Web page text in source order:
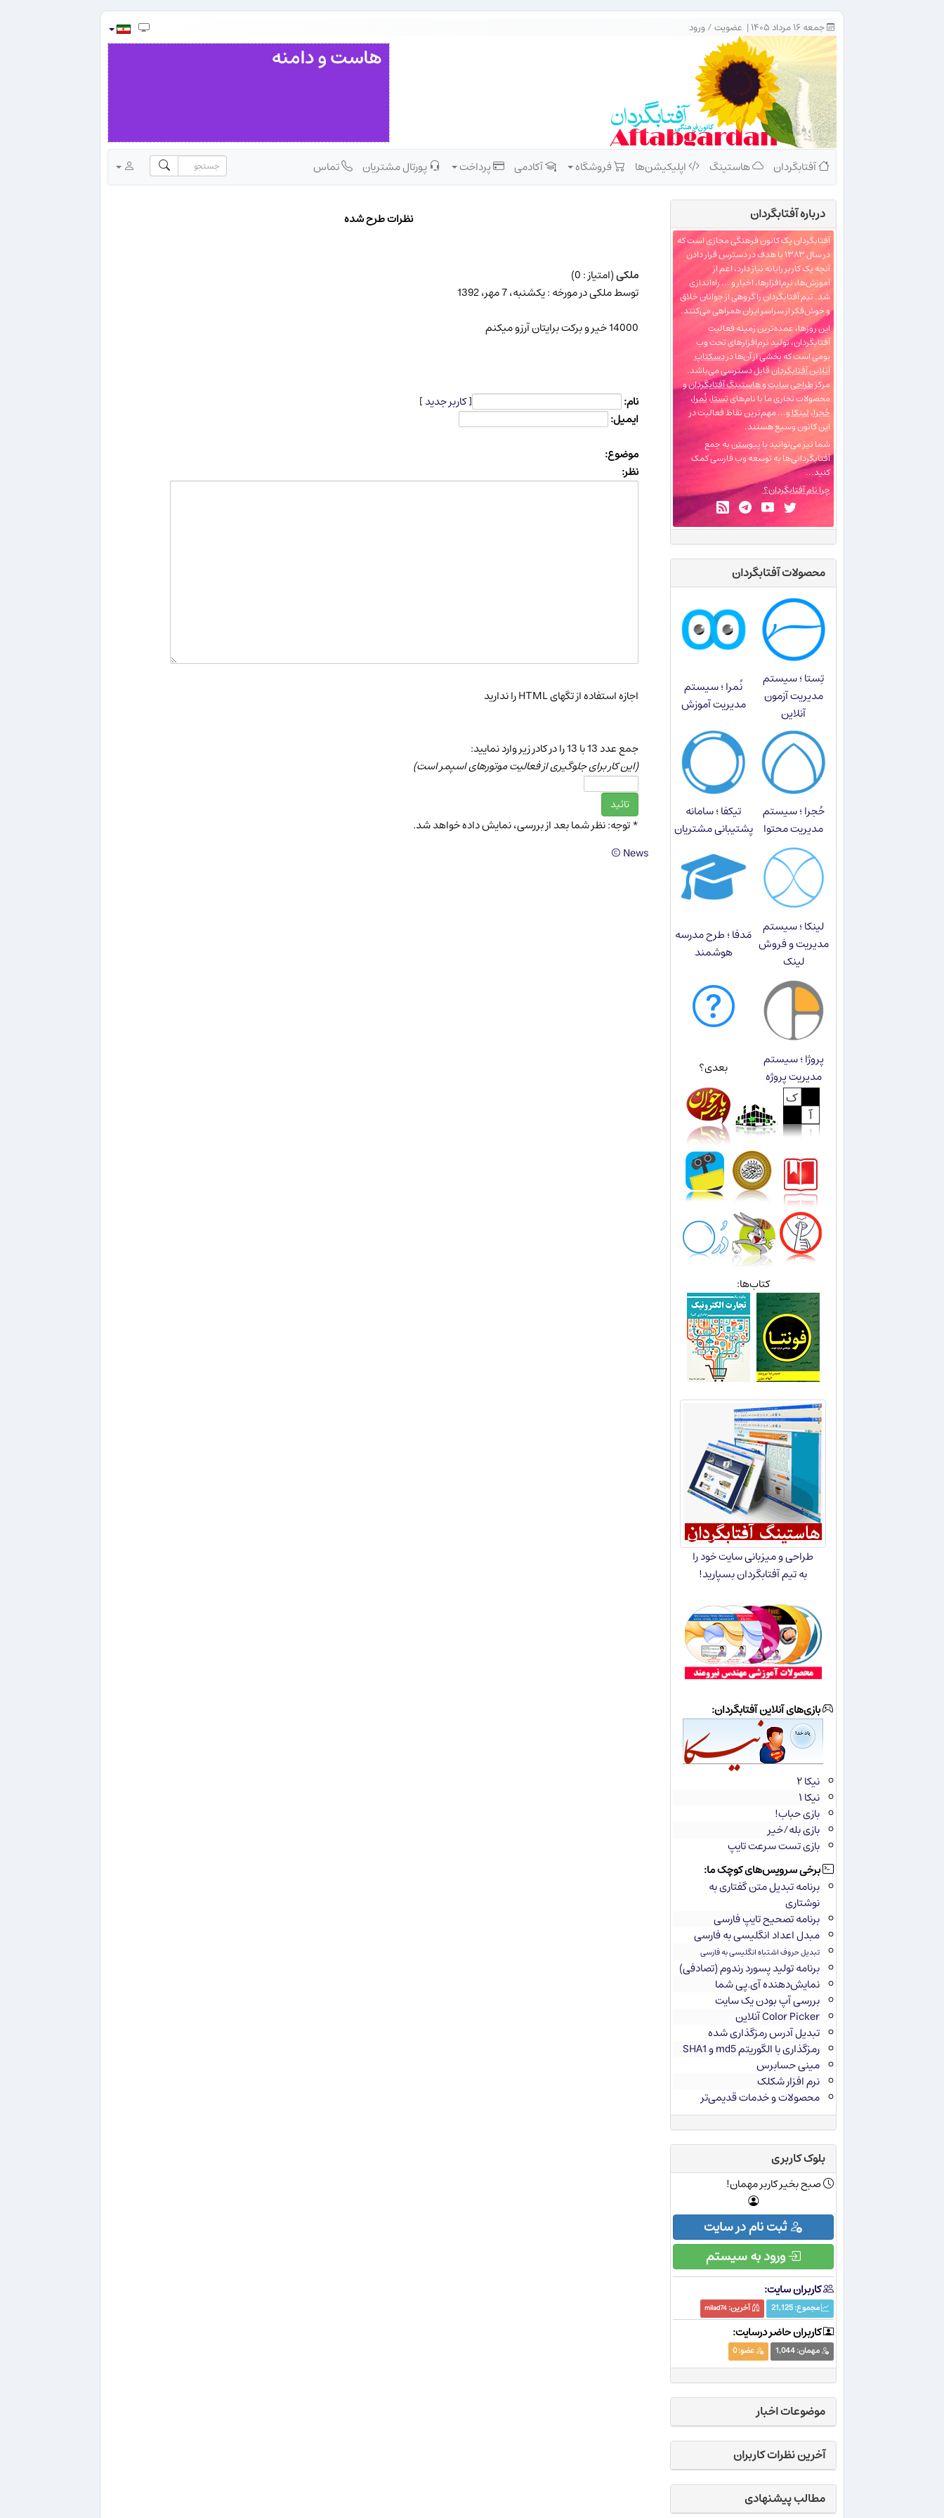
جمعه ۱۶ مرداد ۱۴۰۵ | عضویت/ورود
آفتابگردان هاستینگ اپلیکیشن‌ها فروشگاه آکادمی پرداخت پورتال مشتریان تماس
نظرات طرح شده
ملکی(امتیاز : 0)
توسط ملکی در مورخه : یکشنبه، 7 مهر، 1392
14000 خیر و برکت برایتان آرزو میکنم
نام: [کاربر جدید]
ایمیل:
موضوع:
نظر:
اجازه استفاده از تگهای HTML را ندارید
جمع عدد 13 با 13 را در كادر زیر وارد نمایید:
(این كار برای جلوگیری از فعالیت موتورهای اسپمر است)
* توجه: نظر شما بعد از بررسی، نمایش داده خواهد شد.
News ©
درباره‌ آفتابگردان
آفتابگردان یک کانون فرهنگی مجازی است که
در سال ۱۳۸۳ با هدف در دسترس قرار دادن
آنچه یک کاربر رایانه نیاز دارد، اعم از
آموزش‌ها، نرم‌افزارها، اخبار و ... راه‌اندازی
شد. تیم آفتابگردان را گروهی از جوانان خلاق
و خوش‌فکر از سراسر ایران همراهی می‌کنند.
این روزها، عمده‌ترین زمینه فعالیت
آفتابگردان، تولید نرم‌افزارهای تحت وب
بومی است که بخشی از آن‌ها دردسکتاپ
آنلاین آفتابگردانقابل دسترسی می‌باشد.
مرکزطراحی سایت و هاستینگ آفتابگردانو
محصولات تجاری ما با نام‌هایتِستا،نُمرا،
حُجرا،لینکاو... مهم‌ترین نقاط فعالیت در
این کانون وسیع هستند.
شما نیز می‌توانید باپیوستنبه جمع
آفتابگردانی‌ها به توسعه وب فارسی کمک
کنید...
چرا نام آفتابگردان؟
محصولات آفتابگردان
تِستا ؛ سیستم
مدیریت آزمون
آنلاین
نُمرا ؛ سیستم
مدیریت آموزش
حُجرا ؛ سیستم
مدیریت محتوا
تیکفا ؛ سامانه
پشتیبانی مشتریان
لینکا ؛ سیستم
مدیریت و فروش
لینک
مَدفا ؛ طرح مدرسه
هوشمند
پروژا ؛ سیستم
مدیریت پروژه
بعدی؟
کتاب‌ها:
طراحی و میزبانی سایت خود را
به تیم آفتابگردان بسپارید!
بازی‌های آنلاین آفتابگردان:
نیکا ۲
نیکا ۱
بازی حباب!
بازی بله/خیر
بازی تست سرعت تایپ
برخی سرویس‌های کوچک ما:
برنامه تبدیل متن گفتاری به
نوشتاری
برنامه تصحیح تایپ فارسی
مبدل اعداد انگلیسی به فارسی
تبدیل حروف اشتباه انگلیسی به فارسی
برنامه تولید پسورد رندوم (تصادفی)
نمایش‌دهنده آی.پی شما
بررسی آپ بودن یک سایت
Color Picker آنلاین
تبدیل آدرس رمزگذاری شده
رمزگذاری با الگوریتم md5 و SHA1
مینی حسابرس
نرم افزار شکلک
محصولات و خدمات قدیمی‌تر
بلوک کاربری
صبح بخیر کاربر مهمان!
ثبت نام در سایت
ورود به سیستم
کاربران سایت:
مجموع:21,125 آخرین:milad74
کاربران حاضر درسایت:
مهمان:1,044 عضو:0
موضوعات اخبار
آخرین نظرات کاربران
مطالب پیشنهادی